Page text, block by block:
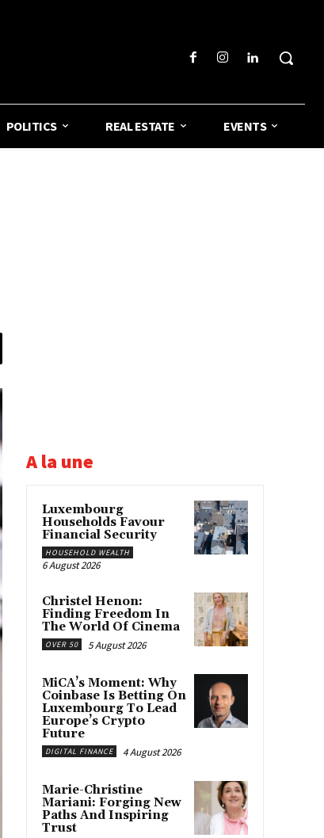
POLITICS REAL ESTATE EVENTS
A la une
Luxembourg
Households Favour
Financial Security
HOUSEHOLD WEALTH
6 August 2026
Christel Henon:
Finding Freedom In
The World Of Cinema
OVER 50 5 August 2026
MiCA’s Moment: Why
Coinbase Is Betting On
Luxembourg To Lead
Europe’s Crypto
Future
DIGITAL FINANCE 4 August 2026
Marie-Christine
Mariani: Forging New
Paths And Inspiring
Trust